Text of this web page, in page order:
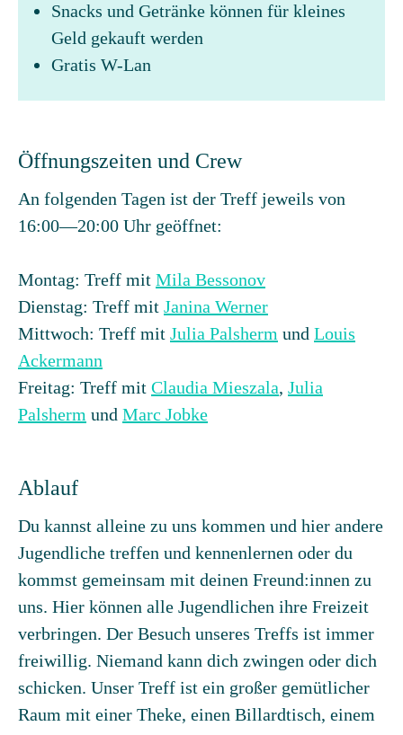
Snacks und Getränke können für kleines
Geld gekauft werden
Gratis W-Lan
Öffnungszeiten und Crew
An folgenden Tagen ist der Treff jeweils von
16:00—20:00 Uhr geöffnet:
Montag: Treff mit Mila Bessonov
Dienstag: Treff mit Janina Werner
Mittwoch: Treff mit Julia Palsherm und Louis
Ackermann
Freitag: Treff mit Claudia Mieszala, Julia
Palsherm und Marc Jobke
Ablauf
Du kannst alleine zu uns kommen und hier andere
Jugendliche treffen und kennenlernen oder du
kommst gemeinsam mit deinen Freund:innen zu
uns. Hier können alle Jugendlichen ihre Freizeit
verbringen. Der Besuch unseres Treffs ist immer
freiwillig. Niemand kann dich zwingen oder dich
schicken. Unser Treff ist ein großer gemütlicher
Raum mit einer Theke, einen Billardtisch, einem